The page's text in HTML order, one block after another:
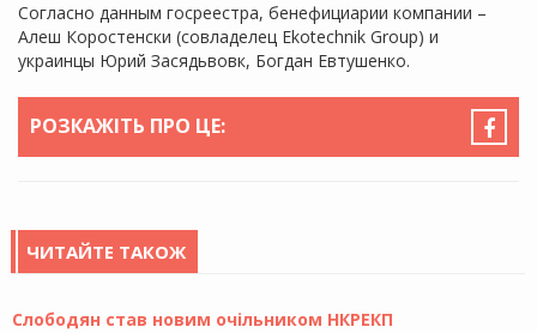
Согласно данным госреестра, бенефициарии компании –
Алеш Коростенски (совладелец Ekotechnik Group) и
украинцы Юрий Засядьвовк, Богдан Евтушенко.
РОЗКАЖІТЬ ПРО ЦЕ:
ЧИТАЙТЕ ТАКОЖ
Слободян став новим очільником НКРЕКП